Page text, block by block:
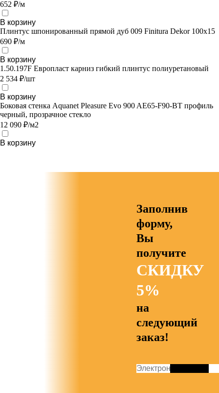
652 ₽/м
В корзину
Плинтус шпонированный прямой дуб 009 Finitura Dekor 100x15
690 ₽/м
В корзину
1.50.197F Европласт карниз гибкий плинтус полиуретановый
2 534 ₽/шт
В корзину
Боковая стенка Aquanet Pleasure Evo 900 AE65-F90-BT профиль
черный, прозрачное стекло
12 090 ₽/м2
В корзину
Заполнив
форму,
Вы
получите
СКИДКУ
5%
на
следующий
заказ!